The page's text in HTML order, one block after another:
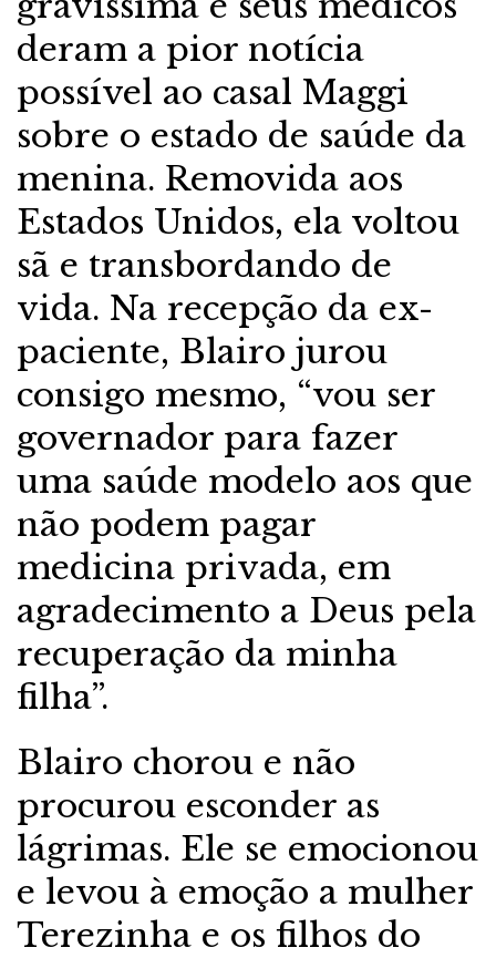
deram a pior notícia
possível ao casal Maggi
sobre o estado de saúde da
menina. Removida aos
Estados Unidos, ela voltou
sã e transbordando de
vida. Na recepção da ex-
paciente, Blairo jurou
consigo mesmo, “vou ser
governador para fazer
uma saúde modelo aos que
não podem pagar
medicina privada, em
agradecimento a Deus pela
recuperação da minha
filha”.
Blairo chorou e não
procurou esconder as
lágrimas. Ele se emocionou
e levou à emoção a mulher
Terezinha e os filhos do